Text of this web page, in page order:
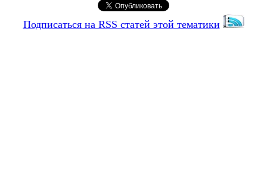
Подписаться на RSS статей этой тематики